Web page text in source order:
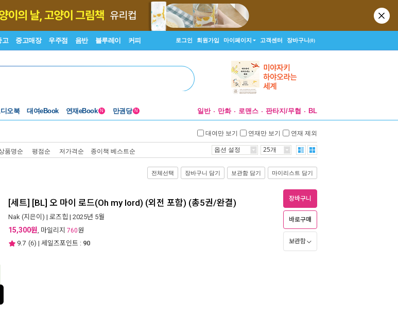
고 중고매장 우주점 음반 블루레이 커피 로그인 회원가입 마이페이지 고객센터 장바구니(0)
오북 대여eBook 연재eBook N 만권당 N 일반 만화 로맨스 판타지/무협 BL
대여만 보기 연재만 보기 연재 제외
품명순 평점순 저가격순 종이책 베스트순 옵션 설정 25개
전체선택 장바구니 담기 보관함 담기 마이리스트 담기
[세트] [BL] 오 마이 로드(Oh my lord) (외전 포함) (총5권/완결)
Nak (지은이) | 로즈힙 | 2025년 5월
15,300원, 마일리지 760원
9.7 (6) | 세일즈포인트 : 90
장바구니
바로구매
보관함